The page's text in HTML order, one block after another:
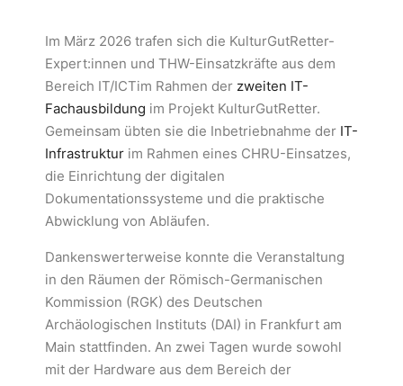
Im März 2026 trafen sich die KulturGutRetter-
Expert:innen und THW-Einsatzkräfte aus dem
Bereich IT/ICTim Rahmen der zweiten IT-
Fachausbildung im Projekt KulturGutRetter.
Gemeinsam übten sie die Inbetriebnahme der IT-
Infrastruktur im Rahmen eines CHRU-Einsatzes,
die Einrichtung der digitalen
Dokumentationssysteme und die praktische
Abwicklung von Abläufen.
Dankenswerterweise konnte die Veranstaltung
in den Räumen der Römisch-Germanischen
Kommission (RGK) des Deutschen
Archäologischen Instituts (DAI) in Frankfurt am
Main stattfinden. An zwei Tagen wurde sowohl
mit der Hardware aus dem Bereich der